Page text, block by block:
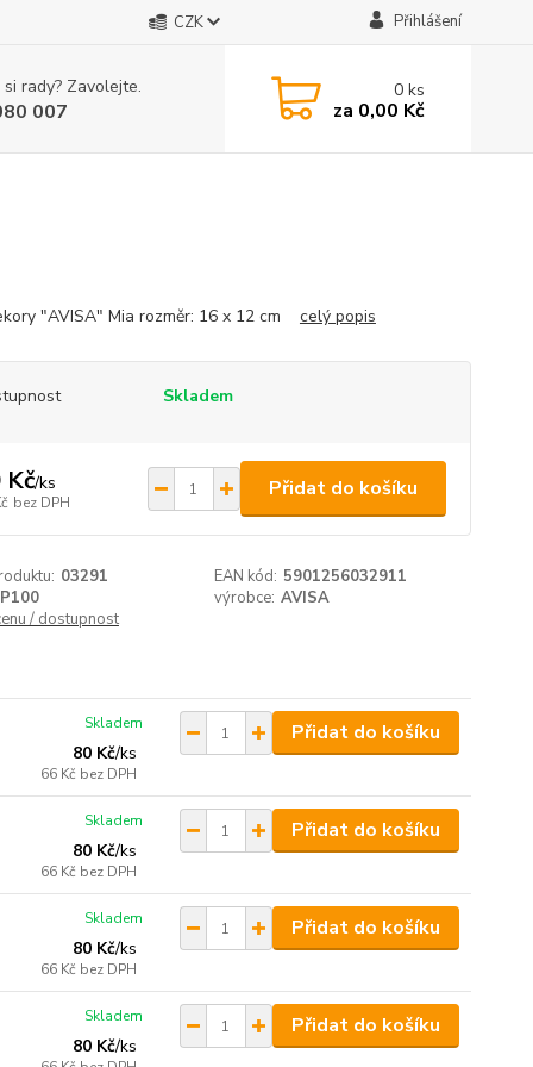
CZK Přihlášení
rady? Zavolejte.
007
0ks
za 0,00 Kč
"AVISA" Mia rozměr: 16 x 12 cm celý popis
Skladem
Kč/ks
bez DPH
Přidat do košíku
03291 EAN kód: 5901256032911
P100 výrobce: AVISA
/ dostupnost
80 Kč/ks
66 Kč bez DPH
Skladem Přidat do košíku
80 Kč/ks
66 Kč bez DPH
Skladem Přidat do košíku
80 Kč/ks
66 Kč bez DPH
Skladem Přidat do košíku
80 Kč/ks
Skladem Přidat do košíku